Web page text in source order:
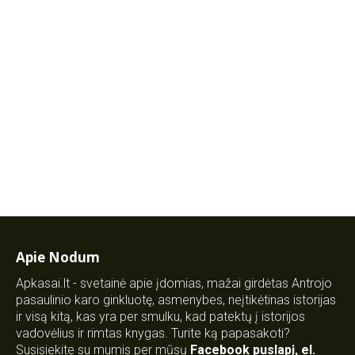
Apie Nodum
Apkasai.lt - svetainė apie įdomias, mažai girdėtas Antrojo
pasaulinio karo ginkluotę, asmenybes, neįtikėtinas istorijas
ir visą kitą, kas yra per smulku, kad patektų į istorijos
vadovėlius ir rimtas knygas. Turite ką papasakoti?
Susisiekite su mumis per mūsų Facebook puslapį, el.